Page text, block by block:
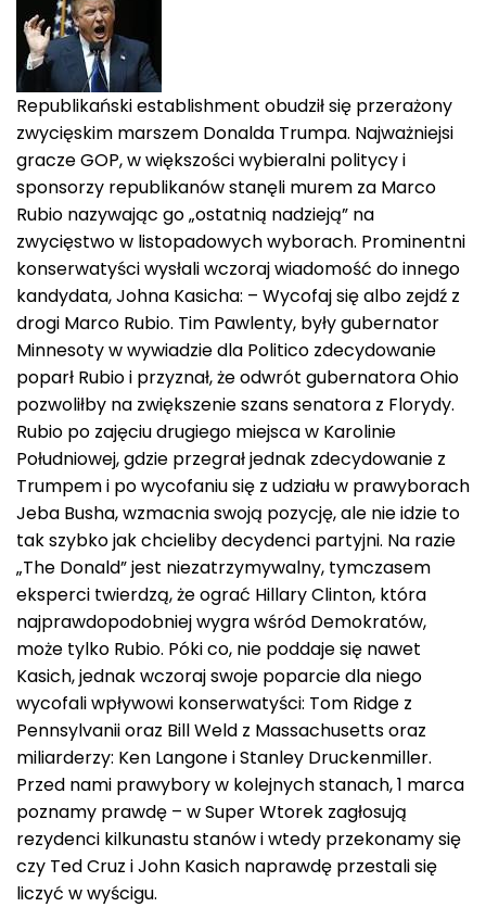
Republikański establishment obudził się przerażony
zwycięskim marszem Donalda Trumpa. Najważniejsi
gracze GOP, w większości wybieralni politycy i
sponsorzy republikanów stanęli murem za Marco
Rubio nazywając go „ostatnią nadzieją” na
zwycięstwo w listopadowych wyborach. Prominentni
konserwatyści wysłali wczoraj wiadomość do innego
kandydata, Johna Kasicha: – Wycofaj się albo zejdź z
drogi Marco Rubio. Tim Pawlenty, były gubernator
Minnesoty w wywiadzie dla Politico zdecydowanie
poparł Rubio i przyznał, że odwrót gubernatora Ohio
pozwoliłby na zwiększenie szans senatora z Florydy.
Rubio po zajęciu drugiego miejsca w Karolinie
Południowej, gdzie przegrał jednak zdecydowanie z
Trumpem i po wycofaniu się z udziału w prawyborach
Jeba Busha, wzmacnia swoją pozycję, ale nie idzie to
tak szybko jak chcieliby decydenci partyjni. Na razie
„The Donald” jest niezatrzymywalny, tymczasem
eksperci twierdzą, że ograć Hillary Clinton, która
najprawdopodobniej wygra wśród Demokratów,
może tylko Rubio. Póki co, nie poddaje się nawet
Kasich, jednak wczoraj swoje poparcie dla niego
wycofali wpływowi konserwatyści: Tom Ridge z
Pennsylvanii oraz Bill Weld z Massachusetts oraz
miliarderzy: Ken Langone i Stanley Druckenmiller.
Przed nami prawybory w kolejnych stanach, 1 marca
poznamy prawdę – w Super Wtorek zagłosują
rezydenci kilkunastu stanów i wtedy przekonamy się
czy Ted Cruz i John Kasich naprawdę przestali się
liczyć w wyścigu.